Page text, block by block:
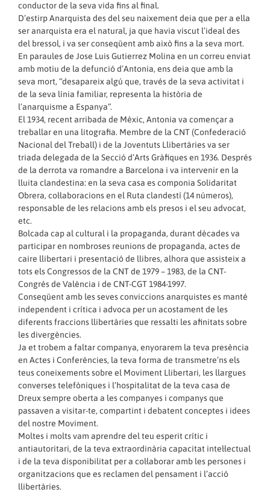
conductor de la seva vida fins al final.
D’estirp Anarquista des del seu naixement deia que per a ella
ser anarquista era el natural, ja que havia viscut l’ideal des
del bressol, i va ser conseqüent amb això fins a la seva mort.
En paraules de Jose Luis Gutierrez Molina en un correu enviat
amb motiu de la defunció d’Antonia, ens deia que amb la
seva mort, “desapareix algú que, través de la seva activitat i
de la seva línia familiar, representa la història de
l’anarquisme a Espanya”.
El 1934, recent arribada de Mèxic, Antonia va començar a
treballar en una litografia. Membre de la CNT (Confederació
Nacional del Treball) i de la Joventuts Llibertàries va ser
triada delegada de la Secció d’Arts Gràfiques en 1936. Després
de la derrota va romandre a Barcelona i va intervenir en la
lluita clandestina: en la seva casa es componia Solidaritat
Obrera, col·laboracions en el Ruta clandestí (14 números),
responsable de les relacions amb els presos i el seu advocat,
etc.
Bolcada cap al cultural i la propaganda, durant dècades va
participar en nombroses reunions de propaganda, actes de
caire llibertari i presentació de llibres, alhora que assisteix a
tots els Congressos de la CNT de 1979 – 1983, de la CNT-
Congrés de València i de CNT-CGT 1984-1997.
Conseqüent amb les seves conviccions anarquistes es manté
independent i crítica i advoca per un acostament de les
diferents fraccions llibertàries que ressalti les afinitats sobre
les divergències.
Ja et trobem a faltar companya, enyorarem la teva presència
en Actes i Conferències, la teva forma de transmetre’ns els
teus coneixements sobre el Moviment Llibertari, les llargues
converses telefòniques i l’hospitalitat de la teva casa de
Dreux sempre oberta a les companyes i companys que
passaven a visitar-te, compartint i debatent conceptes i idees
del nostre Moviment.
Moltes i molts vam aprendre del teu esperit crític i
antiautoritari, de la teva extraordinària capacitat intel·lectual
i de la teva disponibilitat per a col·laborar amb les persones i
organitzacions que es reclamen del pensament i l’acció
llibertàries.